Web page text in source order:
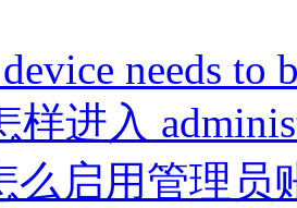
needs to
样进入
么启用管理员